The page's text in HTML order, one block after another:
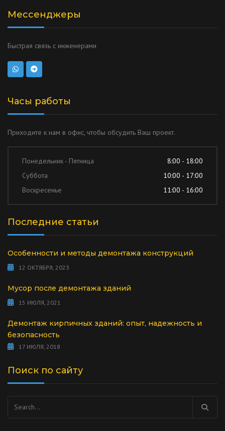
Мессенджеры
Быстрая связь с инженерами
Часы работы
Приходите к нам в офис, чтобы обсудить Ваш проект.
Понедельник - Пятница
8:00 - 18:00
Суббота
10:00 - 17:00
Воскресенье
11:00 - 16:00
Последние статьи
Особенности и методы демонтажа конструкций
12 ОКТЯБРЯ, 2023
Мусор после демонтажа зданий
15 ИЮЛЯ, 2021
Демонтаж кирпичных зданий: опыт, надежность и
безопасность
17 ИЮЛЯ, 2018
Поиск по сайту